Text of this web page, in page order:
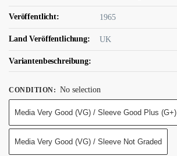
Veröffentlicht: 1965
Land Veröffentlichung: UK
Variantenbeschreibung:
CONDITION: No selection
Media Very Good (VG) / Sleeve Good Plus (G+)
Media Very Good (VG) / Sleeve Not Graded